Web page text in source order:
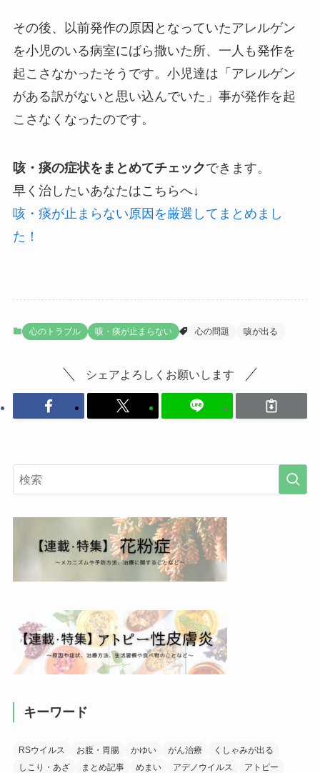
その後、以前発作の原因となっていたアレルゲン
を小児のいる病室にばら撒いた所、一人も発作を
起こさなかったそうです。小児達は「アレルゲン
がある訳がないと思い込んでいた」事が発作を起
こさなくなったのです。
咳・痰の症状をまとめてチェックできます。
早く治したいあなたはこちらへ↓
咳・痰が止まらない原因を厳選してまとめまし
た！
心のトラブル 咳・痰が止まらない 心の問題 咳が出る
シェアよろしくお願いします
キーワード
RSウイルス お腹・胃腸 かゆい がん治療
くしゃみが出る
しこり・あざ
まとめ記事 めまい アデノウイルス
アトピー